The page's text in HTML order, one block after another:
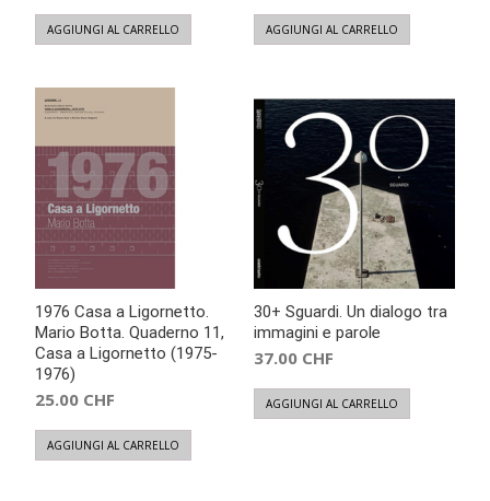
AGGIUNGI AL CARRELLO AGGIUNGI AL CARRELLO
1976 Casa a Ligornetto.
Mario Botta. Quaderno 11,
Casa a Ligornetto (1975-
1976)
25.00 CHF
AGGIUNGI AL CARRELLO
30+ Sguardi. Un dialogo tra
immagini e parole
37.00 CHF
AGGIUNGI AL CARRELLO